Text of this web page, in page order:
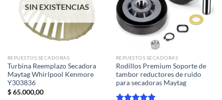
SIN EXISTENCIAS
REPUESTOS SECADORAS
Turbina Reemplazo Secadora
Maytag Whirlpool Kenmore
Y303836
$65.000,00
REPUESTOS SECADORAS
Rodillos Premium Soporte de
tambor reductores de ruido
para secadoras Maytag